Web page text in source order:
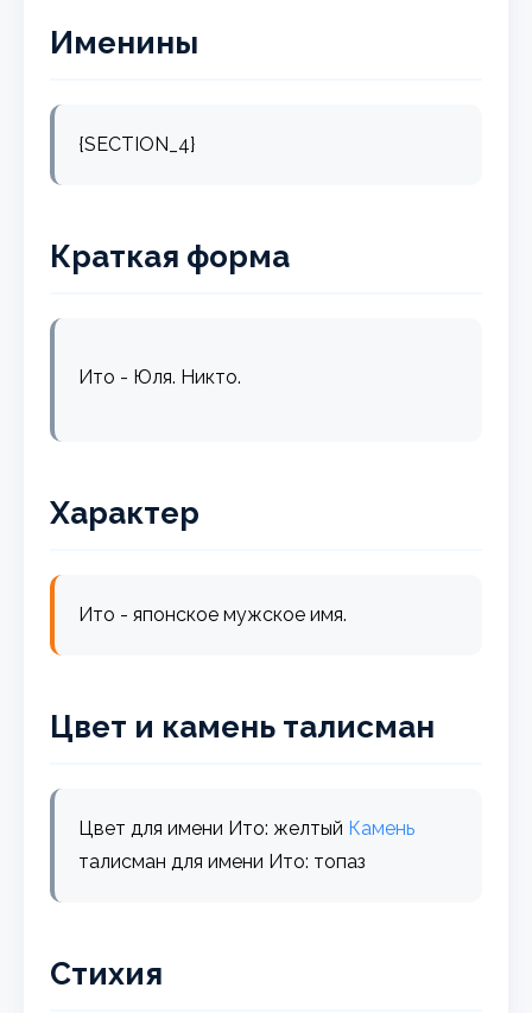
Именины
{SECTION_4}
Краткая форма
Ито - Юля. Никто.
Характер
Ито - японское мужское имя.
Цвет и камень талисман
Цвет для имени Ито: желтый Камень
талисман для имени Ито: топаз
Стихия